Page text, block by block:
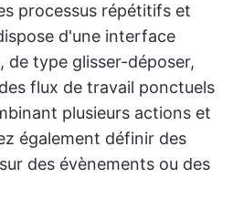
processus répétitifs et
d'une interface
de type glisser-déposer,
flux de travail ponctuels
plusieurs actions et
également définir des
des évènements ou des